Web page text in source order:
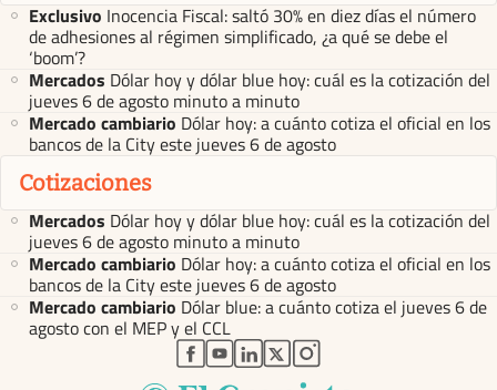
Exclusivo Inocencia Fiscal: saltó 30% en diez días el número
de adhesiones al régimen simplificado, ¿a qué se debe el
‘boom’?
Mercados Dólar hoy y dólar blue hoy: cuál es la cotización del
jueves 6 de agosto minuto a minuto
Mercado cambiario Dólar hoy: a cuánto cotiza el oficial en los
bancos de la City este jueves 6 de agosto
Cotizaciones
Mercados Dólar hoy y dólar blue hoy: cuál es la cotización del
jueves 6 de agosto minuto a minuto
Mercado cambiario Dólar hoy: a cuánto cotiza el oficial en los
bancos de la City este jueves 6 de agosto
Mercado cambiario Dólar blue: a cuánto cotiza el jueves 6 de
agosto con el MEP y el CCL
abre en nueva pestaña
abre en nueva pestaña
abre en nueva pestaña
abre en nueva pestaña
abre en nueva pestaña